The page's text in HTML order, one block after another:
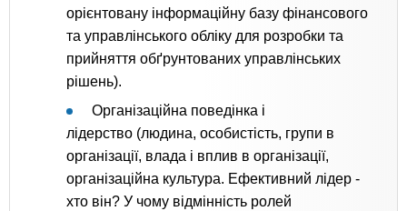
орієнтовану інформаційну базу фінансового
та управлінського обліку для розробки та
прийняття обґрунтованих управлінських
рішень).
Організаційна поведінка і
лідерство (людина, особистість, групи в
організації, влада і вплив в організації,
організаційна культура. Ефективний лідер -
хто він? У чому відмінність ролей